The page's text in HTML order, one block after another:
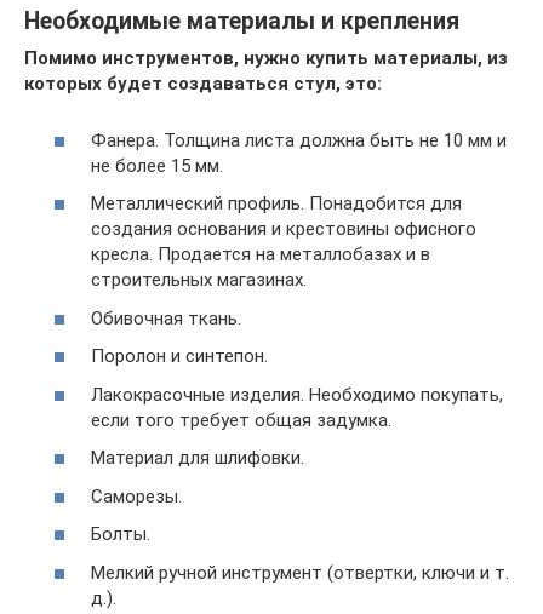
Необходимые материалы и крепления
Помимо инструментов, нужно купить материалы, из
которых будет создаваться стул, это:
Фанера. Толщина листа должна быть не 10 мм и
не более 15 мм.
Металлический профиль. Понадобится для
создания основания и крестовины офисного
кресла. Продается на металлобазах и в
строительных магазинах.
Обивочная ткань.
Поролон и синтепон.
Лакокрасочные изделия. Необходимо покупать,
если того требует общая задумка.
Материал для шлифовки.
Саморезы.
Болты.
Мелкий ручной инструмент (отвертки, ключи и т.
д.).